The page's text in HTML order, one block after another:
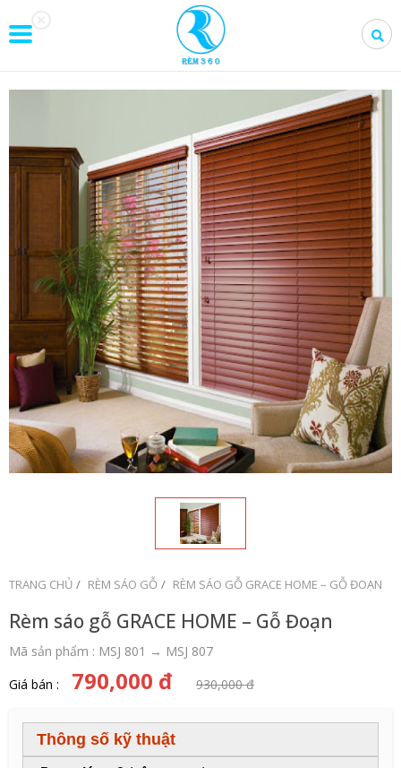
TRANG CHỦ RÈM SÁO GỖ RÈM SÁO GỖ GRACE HOME – GỖ ĐOẠN
Rèm sáo gỗ GRACE HOME – Gỗ Đoạn
Mã sản phẩm : MSJ 801 → MSJ 807
Giá bán :
790,000 đ 930,000 đ
Thông số kỹ thuật